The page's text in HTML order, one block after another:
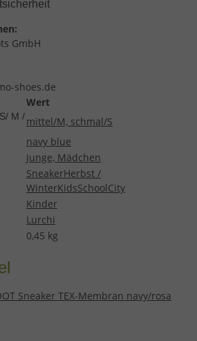
GmbH
shoes.de
Wert
M /mittel/M, schmal/S
navy blue
Junge, Mädchen
SneakerHerbst /
WinterKidsSchoolCity
Kinder
Lurchi
0,45 kg